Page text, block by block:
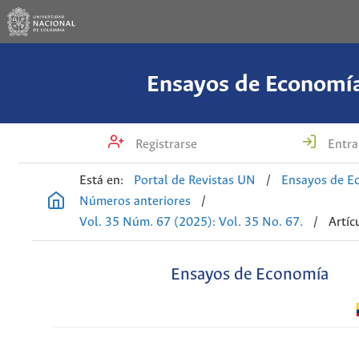
Ensayos de
Registrarse
Está en: Portal de Revistas UN /
Ensayos de
Números anteriores
/
Vol. 35 Núm. 67 (2025): Vol. 35 No. 67.
/
Ensayos de Economía